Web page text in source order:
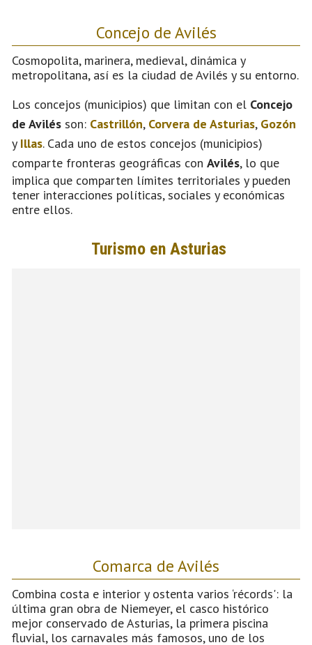
Concejo de Avilés
Cosmopolita, marinera, medieval, dinámica y
metropolitana, así es la ciudad de Avilés y su entorno.
Los concejos (municipios) que limitan con el Concejo
de Avilés son: Castrillón, Corvera de Asturias, Gozón
y Illas. Cada uno de estos concejos (municipios)
comparte fronteras geográficas con Avilés, lo que
implica que comparten límites territoriales y pueden
tener interacciones políticas, sociales y económicas
entre ellos.
Comarca de Avilés
Combina costa e interior y ostenta varios ‘récords': la
última gran obra de Niemeyer, el casco histórico
mejor conservado de Asturias, la primera piscina
fluvial, los carnavales más famosos, uno de los